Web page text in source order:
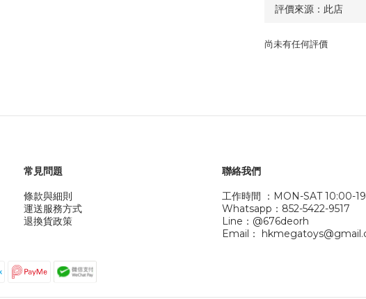
尚未有任何評價
常見問題
條款與細則
運送服務方式
退換貨政策
聯絡我們
工作時間 ：MON-SAT 10:00-
Whatsapp：852-5422-9517
Line：@676deorh
Email：